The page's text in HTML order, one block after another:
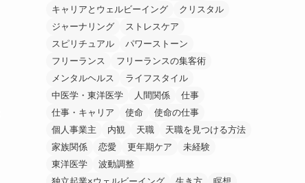
キャリアとウェルビーイング
クリスタル
ジャーナリング
ストレスケア
スピリチュアル
パワーストーン
フリーランス
フリーランスの集客術
メンタルヘルス
ライフスタイル
中医学・東洋医学
人間関係
仕事
仕事・キャリア
使命
使命の仕事
個人事業主
内観 天職
天職を見つける方法
家族関係
恋愛 更年期ケア
未経験
東洋医学
波動調整